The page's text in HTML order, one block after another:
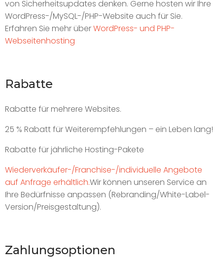
von Sicherheitsupdates denken. Gerne hosten wir Ihre
WordPress-/MySQL-/PHP-Website auch für Sie.
Erfahren Sie mehr überWordPress- und PHP-
Webseitenhosting
Rabatte
Rabatte für mehrere Websites.
25 % Rabatt für Weiterempfehlungen – ein Leben lang!
Rabatte für jährliche Hosting-Pakete
Wiederverkäufer-/Franchise-/individuelle Angebote
auf Anfrage erhältlich.Wir können unseren Service an
Ihre Bedürfnisse anpassen (Rebranding/White-Label-
Version/Preisgestaltung).
Zahlungsoptionen